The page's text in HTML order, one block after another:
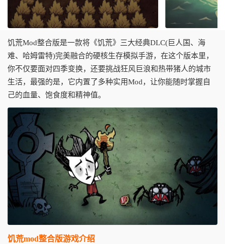
饥荒Mod整合版是一款将《饥荒》三大经典DLC(巨人国、海
难、哈姆雷特)完美融合的硬核生存模拟手游，在这个版本里，
你不仅要面对四季变换，还要挑战狂风巨浪和热带猪人的城市
生活，最强的是，它内置了多种实用Mod，让你能随时掌握自
己的血量、饱食度和精神值。
饥荒mod整合版游戏介绍